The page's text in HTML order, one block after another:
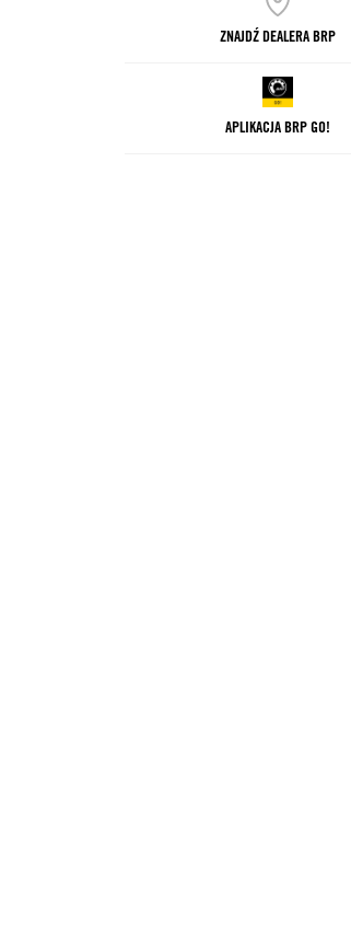
ZNAJDŹ DEALERA BRP
APLIKACJA BRP GO!